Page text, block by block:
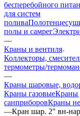
бесперебойного
для систем
полива
полы и самрег
—
Краны и вентиля
Коллекторы,
термометры/
—
Краны шаровые,
Краны газовыеКраны
санприборовКраны
—Кран шар. 2" вн-